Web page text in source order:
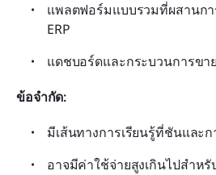
แพลตฟอร์มแบบรวมที่ผสานกา
ERP
แดชบอร์ดและกระบวนการขา
ข้อจำกัด:
มีเส้นทางการเรียนรู้ที่ชันและ
อาจมีค่าใช้จ่ายสูงเกินไปสำห